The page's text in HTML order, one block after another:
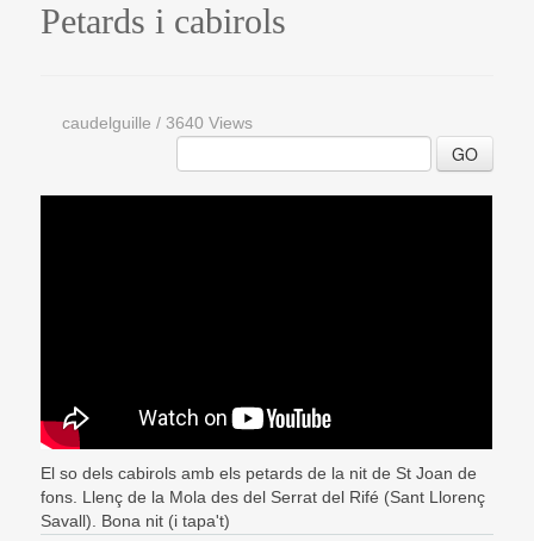
Petards i cabirols
caudelguille / 3640 Views
GO
El so dels cabirols amb els petards de la nit de St Joan de
fons. Llenç de la Mola des del Serrat del Rifé (Sant Llorenç
Savall). Bona nit (i tapa't)